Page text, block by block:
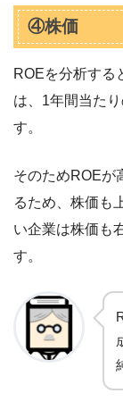
④株価
ROEを分析する
は、1年間当た
す。
そのためROEが
るため、株価も
い企業は株価も
す。